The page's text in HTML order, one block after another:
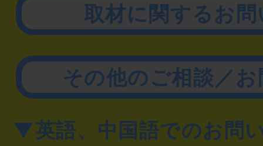
取材に関するお
その他のご相談／
▼英語、中国語でのお問